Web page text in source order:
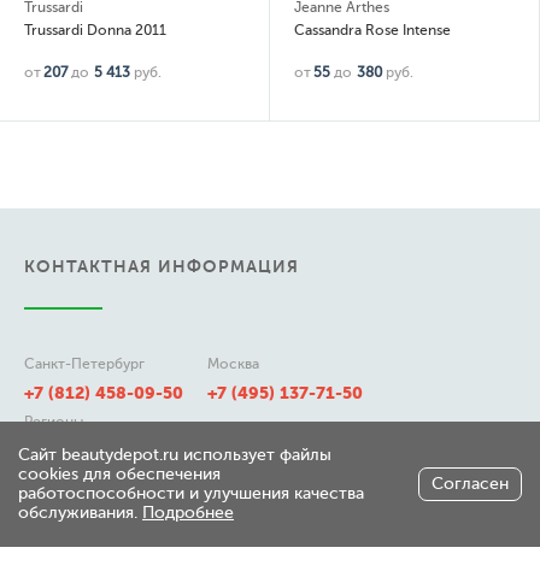
Trussardi
Trussardi Donna 2011
от207 до 5 413 руб.
Jeanne Arthes
Cassandra Rose Intense
от55 до 380 руб.
КОНТАКТНАЯ ИНФОРМАЦИЯ
Санкт-Петербург
+7 (812) 458-09-50
Москва
+7 (495) 137-71-50
Регионы
8 (800) 511-21-50
197348, г. Санкт-Петербург,
Сайт beautydepot.ru использует файлы
cookies для обеспечения
работоспособности и улучшения качества
обслуживания. Подробнее
Согласен